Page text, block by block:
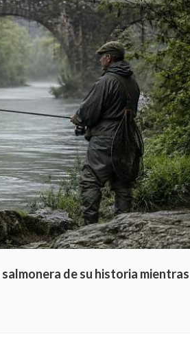
de su historia mientras